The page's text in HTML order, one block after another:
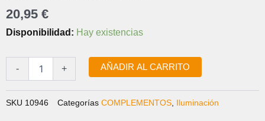
20,95 €
Disponibilidad: Hay existencias
-
LUZ
+ AÑADIR AL CARRITO
SKU 10946 Categorías COMPLEMENTOS Iluminación